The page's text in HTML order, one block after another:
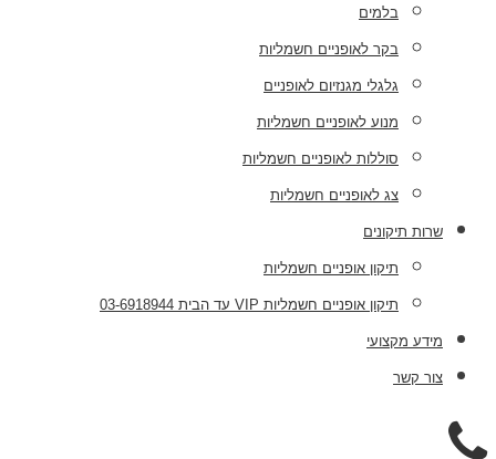
בלמים
בקר לאופניים חשמליות
גלגלי מגנזיום לאופניים
מנוע לאופניים חשמליות
סוללות לאופניים חשמליות
צג לאופניים חשמליות
שרות תיקונים
תיקון אופניים חשמליות
תיקון אופניים חשמליות VIP עד הבית 03-6918944
מידע מקצועי
צור קשר